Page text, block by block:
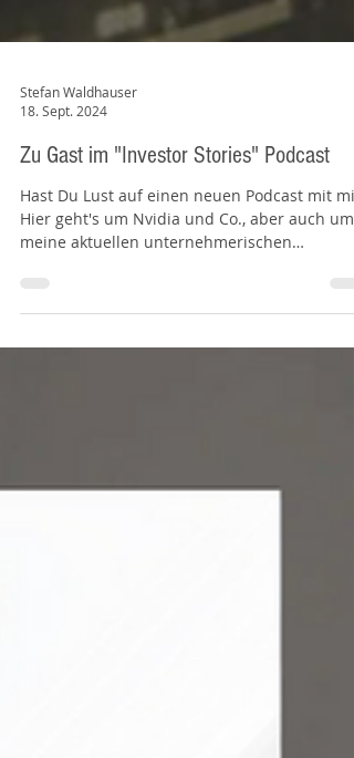
Stefan Waldhauser
18. Sept. 2024
Zu Gast im "Investor Stories" Podcast
Hast Du Lust auf einen neuen Podcast mit
Aktivitäten.